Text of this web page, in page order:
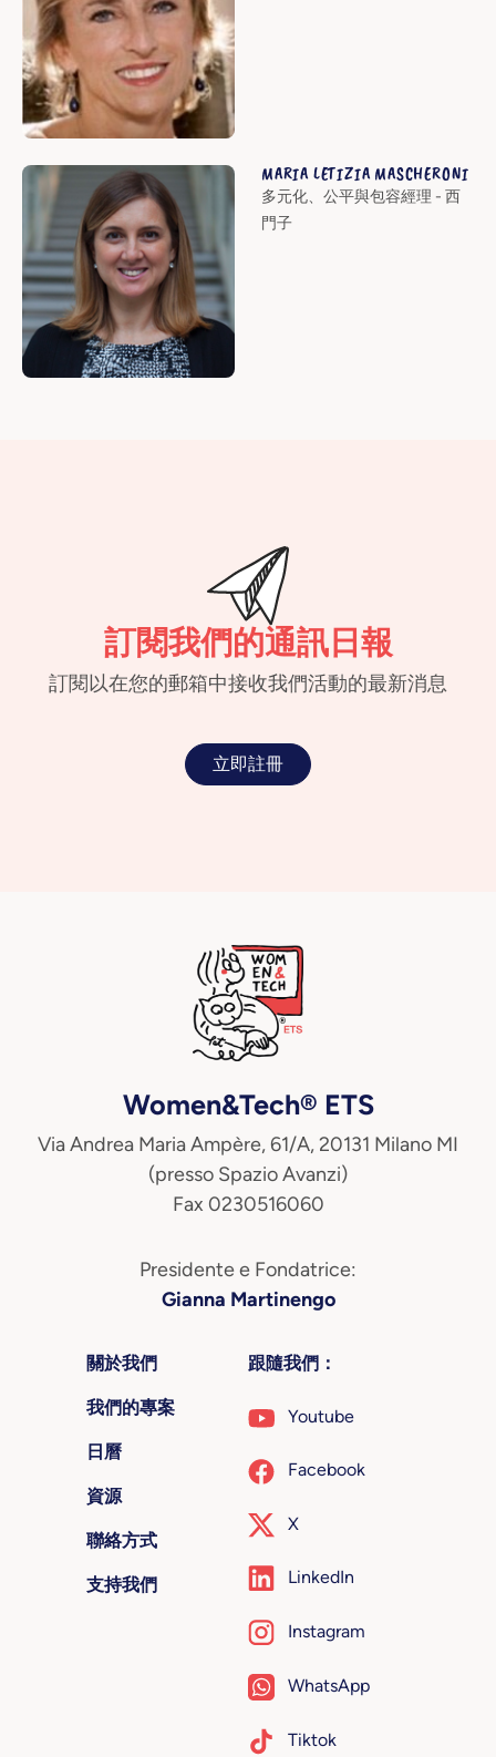
MARIA LETIZIA MASCHERONI
多元化、公平與包容經理 - 西
門子
訂閱我們的通訊日報
訂閱以在您的郵箱中接收我們活動的最新消息
立即註冊
Women&Tech® ETS
Via Andrea Maria Ampère, 61/A, 20131 Milano MI
(presso Spazio Avanzi)
Fax 0230516060
Presidente e Fondatrice:
Gianna Martinengo
關於我們
我們的專案
日曆
資源
聯絡方式
支持我們
跟隨我們：
Youtube
Facebook
X
LinkedIn
Instagram
WhatsApp
Tiktok